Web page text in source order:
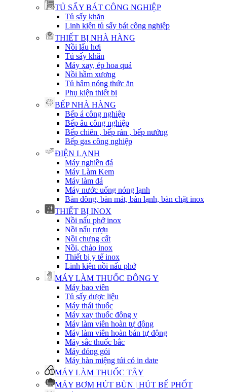
TỦ SẤY BÁT CÔNG NGHIỆP
Tủ sấy khăn
Linh kiện tủ sấy bát công nghiệp
THIẾT BỊ NHÀ HÀNG
Nồi lẩu hơi
Tủ sấy khăn
Máy xay, ép hoa quả
Nồi hầm xương
Tủ hâm nóng thức ăn
Phụ kiện thiết bị
BẾP NHÀ HÀNG
Bếp á công nghiệp
Bếp âu công nghiệp
Bếp chiên , bếp rán , bếp nướng
Bếp gas công nghiệp
ĐIỆN LẠNH
Máy nghiền đá
Máy Làm Kem
Máy làm đá
Máy nước uống nóng lạnh
Bàn đông, bàn mát, bàn lạnh, bàn chặt inox
THIẾT BỊ INOX
Nồi nấu phở inox
Nồi nấu rượu
Nồi chưng cất
Nồi, chảo inox
Thiết bị y tế inox
Linh kiện nồi nấu phở
MÁY LÀM THUỐC ĐÔNG Y
Máy bao viên
Tủ sấy dược liệu
Máy thái thuốc
Máy xay thuốc đông y
Máy làm viên hoàn tự động
Máy làm viên hoàn bán tự động
Máy sắc thuốc bắc
Máy đóng gói
Máy hàn miệng túi có in date
MÁY LÀM THUỐC TÂY
MÁY BƠM HÚT BÙN | HÚT BỂ PHỐT